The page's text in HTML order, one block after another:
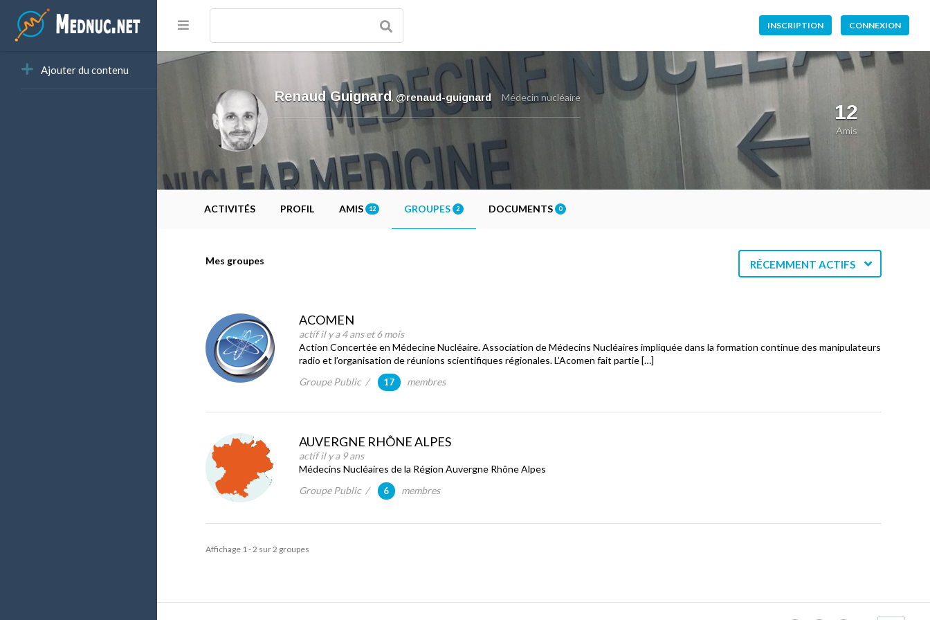
INSCRIPTION CONNEXION
Ajouter du contenu
Renaud Guignard, @renaud-guignard Médecin nucléaire
12
Amis
ACTIVITÉS PROFIL AMIS 12 GROUPES 2 DOCUMENTS 0
Mes groupes RÉCEMMENT ACTIFS
ACOMEN
actif il y a 4 ans et 6 mois
Action Concertée en Médecine Nucléaire. Association de Médecins Nucléaires impliquée dans la formation continue des manipulateurs
radio et l’organisation de réunions scientifiques régionales. L’Acomen fait partie […]
Groupe Public /
17 membres
AUVERGNE RHÔNE ALPES
actif il y a 9 ans
Médecins Nucléaires de la Région Auvergne Rhône Alpes
Groupe Public /
6 membres
Affichage 1 - 2 sur 2 groupes